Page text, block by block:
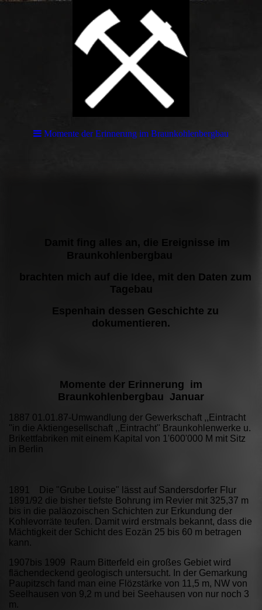
Momente der Erinnerung im Braunkohlenbergbau
Damit fing alles an, die Ereignisse im
Braunkohlenbergbau
brachten mich auf die Idee, mit den Daten zum
Tagebau
Espenhain dessen Geschichte zu
dokumentieren.
Momente der Erinnerung im
Braunkohlenbergbau Januar
1887 01.01.87-Umwandlung der Gewerkschaft ,,Eintracht
''in die Aktiengesellschaft ,,Eintracht'' Braunkohlenwerke u.
Brikettfabriken mit einem Kapital von 1'600'000 M mit Sitz
in Berlin
1891 Die "Grube Louise" lässt auf Sandersdorfer Flur
1891/92 die bisher tiefste Bohrung im Revier mit 325,37 m
bis in die paläozoischen Schichten zur Erkundung der
Kohlevorräte teufen. Damit wird erstmals bekannt, dass die
Mächtigkeit der Schicht des Eozän 25 bis 60 m betragen
kann.
1907bis 1909 Raum Bitterfeld ein großes Gebiet wird
flächendeckend geologisch untersucht. In der Gemarkung
Paupitzsch fand man eine Flözstärke von 11,5 m, NW von
Seelhausen von 9,2 m und bei Seehausen von nur noch 3
m.